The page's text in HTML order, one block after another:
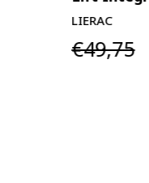
LIERAC
€49,75